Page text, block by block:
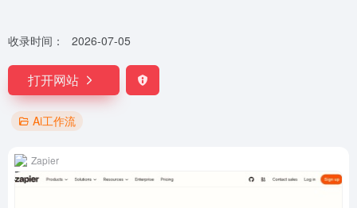
收录时间： 2026-07-05
打开网站
Ai工作流
Zapier